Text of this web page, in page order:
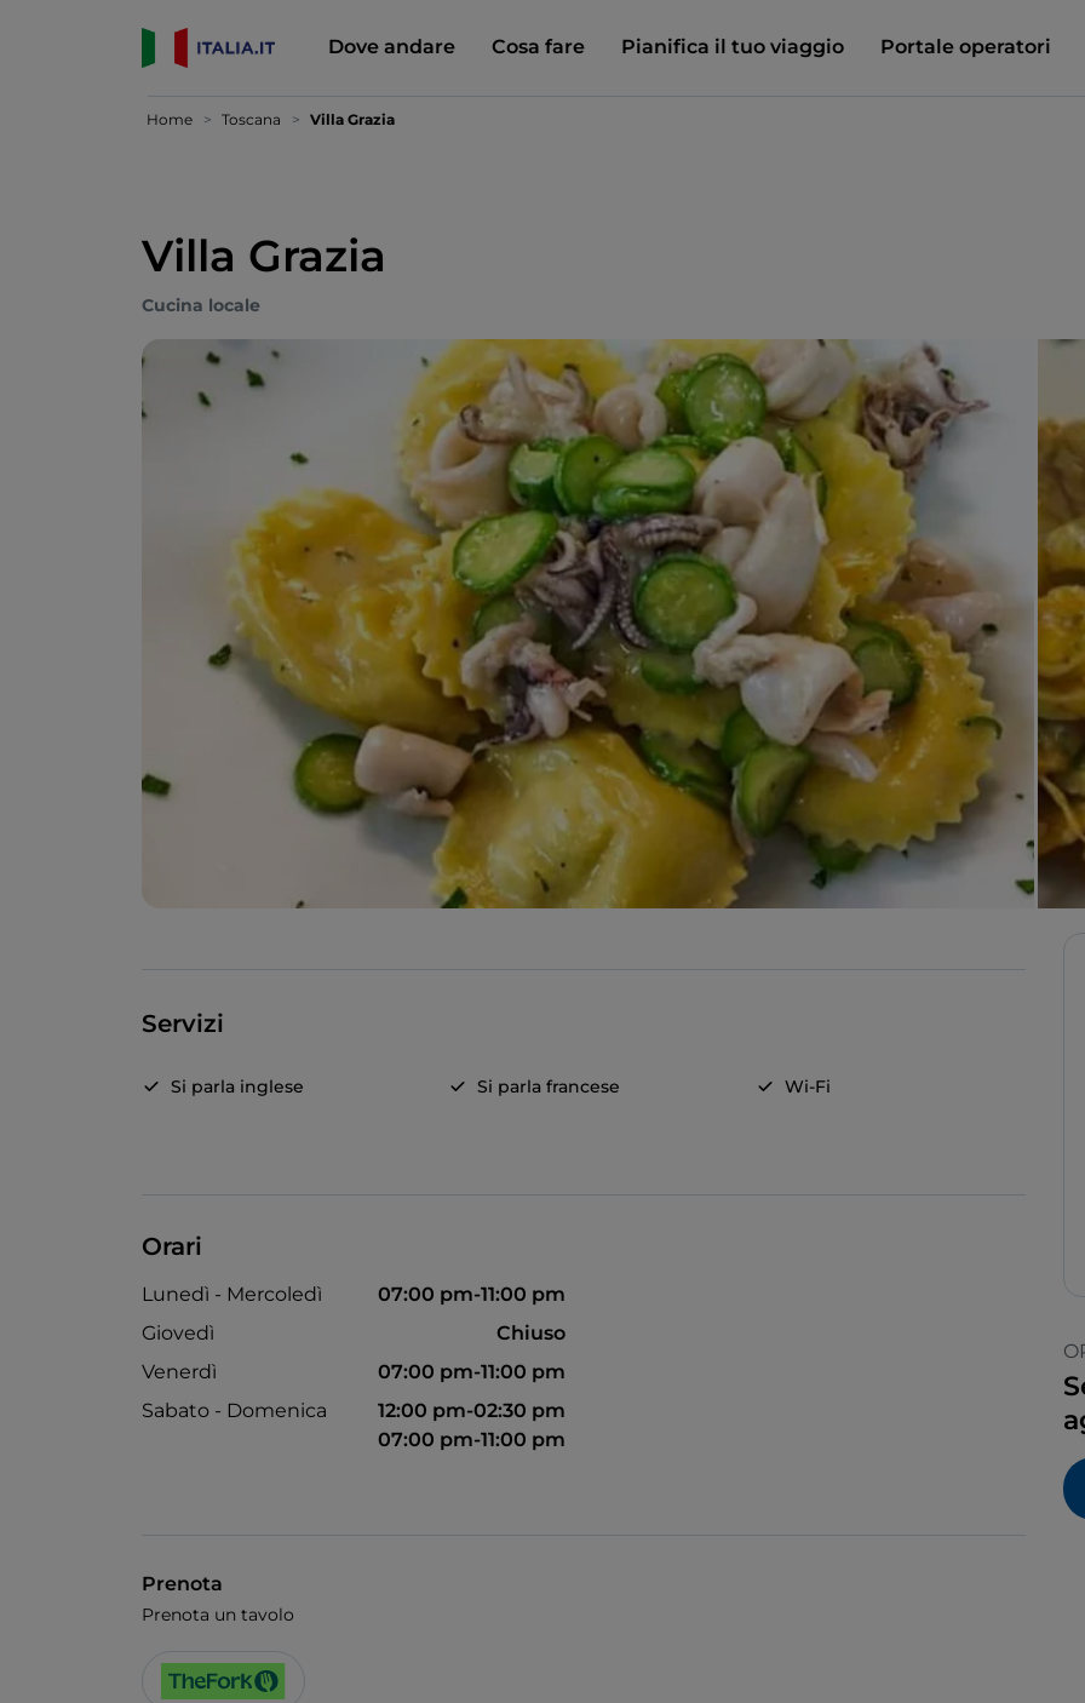
Dove andare Cosa fare Pianifica il tuo viaggio Portale operatori
Home Toscana Villa Grazia
Villa Grazia
Cucina locale
Servizi
Si parla inglese Si parla francese Wi-Fi
Orari
Lunedì - Mercoledì
07:00 pm-11:00 pm
Giovedì
Chiuso
Venerdì
07:00 pm-11:00 pm
Sabato - Domenica
12:00 pm-02:30 pm
07:00 pm-11:00 pm
Prenota
Prenota un tavolo